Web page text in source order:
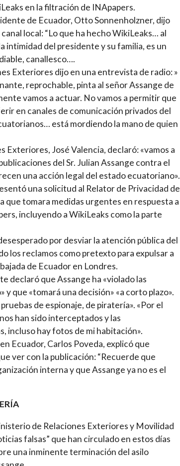
en la filtración de INApapers.
de Ecuador, Otto Sonnenholzner, dijo
local: “Lo que ha hecho WikiLeaks… al
intimidad del presidente y su familia, es un
canallesco….
Exteriores dijo en una entrevista de radio: »
reprochable, pinta al señor Assange de
vamos a actuar. No vamos a permitir que
en canales de comunicación privados del
está mordiendo la mano de quien
Exteriores, José Valencia, declaró: «vamos a
del Sr. Julian Assange contra el
una acción legal del estado ecuatoriano».
una solicitud al Relator de Privacidad de
que tomara medidas urgentes en respuesta a
incluyendo a WikiLeaks como la parte
por desviar la atención pública del
los reclamos como pretexto para expulsar a
de Ecuador en Londres.
declaró que Assange ha «violado las
y que «tomará una decisión» «a corto plazo».
de espionaje, de piratería». «Por el
han sido interceptados y las
incluso hay fotos de mi habitación».
Ecuador, Carlos Poveda, explicó que
ver con la publicación: “Recuerde que
interna y que Assange ya no es el
de Relaciones Exteriores y Movilidad
falsas” que han circulado en estos días
una inminente terminación del asilo